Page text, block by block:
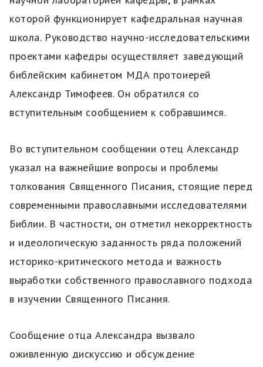
которой функционирует кафедральная научная
школа. Руководство научно-исследовательскими
проектами кафедры осуществляет заведующий
библейским кабинетом МДА протоиерей
Александр Тимофеев. Он обратился со
вступительным сообщением к собравшимся.
Во вступительном сообщении отец Александр
указал на важнейшие вопросы и проблемы
толкования Священного Писания, стоящие перед
современными православными исследователями
Библии. В частности, он отметил некорректность
и идеологическую заданность ряда положений
историко-критического метода и важность
выработки собственного православного подхода
в изучении Священного Писания.
Сообщение отца Александра вызвало
оживленную дискуссию и обсуждение